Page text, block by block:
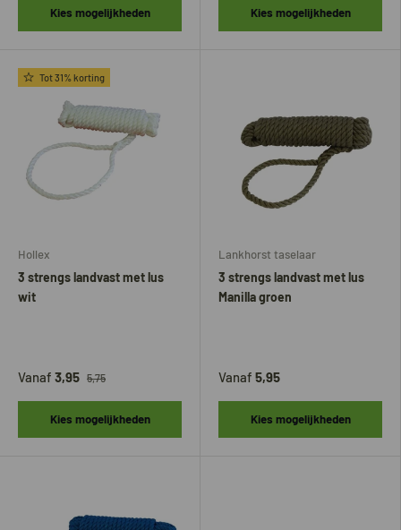
Kies mogelijkheden Kies mogelijkheden
Tot 31% korting
Hollex
3 strengs landvast met lus
wit
Vanaf 3,95 5,75
Kies mogelijkheden
Lankhorst taselaar
3 strengs landvast met lus
Manilla groen
Vanaf 5,95
Kies mogelijkheden